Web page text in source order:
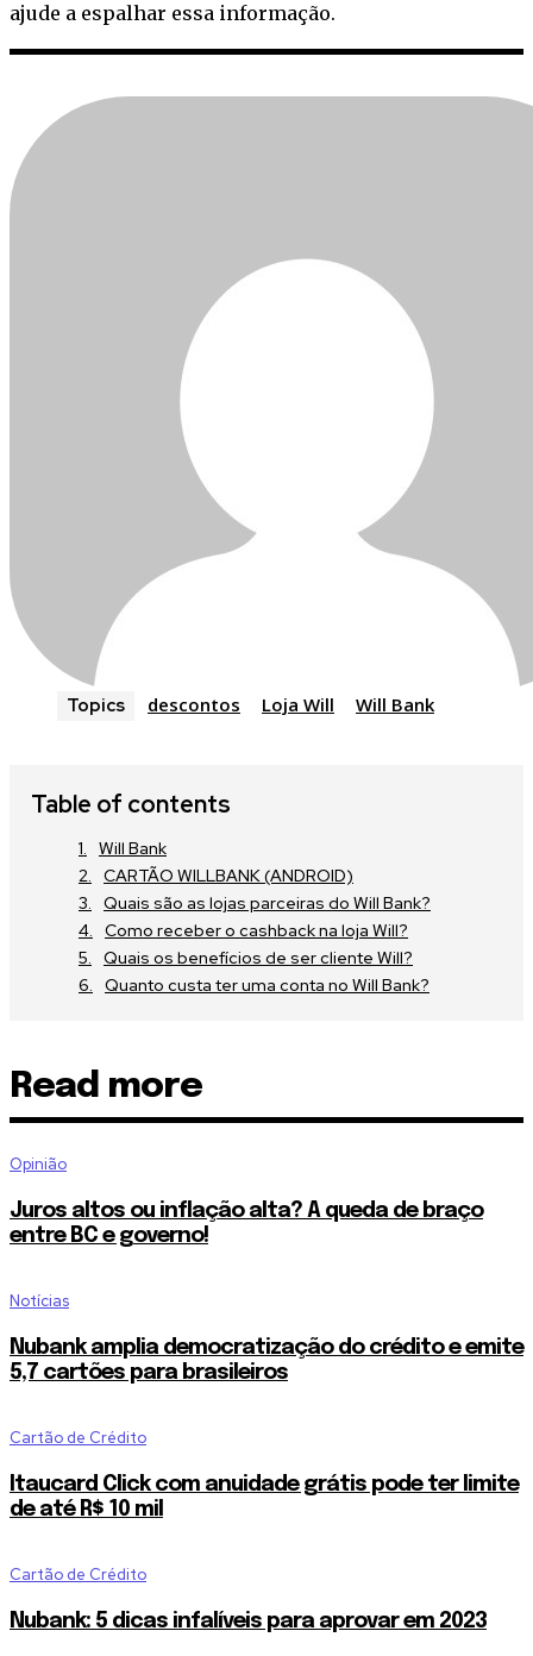
ajude a espalhar essa informação.
Topics descontos Loja Will Will Bank
Table of contents
Will Bank
CARTÃO WILLBANK (ANDROID)
Quais são as lojas parceiras do Will Bank?
Como receber o cashback na loja Will?
Quais os benefícios de ser cliente Will?
Quanto custa ter uma conta no Will Bank?
Read more
Opinião
Juros altos ou inflação alta? A queda de braço
entre BC e governo!
Notícias
Nubank amplia democratização do crédito e emite
5,7 cartões para brasileiros
Cartão de Crédito
Itaucard Click com anuidade grátis pode ter limite
de até R$ 10 mil
Cartão de Crédito
Nubank: 5 dicas infalíveis para aprovar em 2023